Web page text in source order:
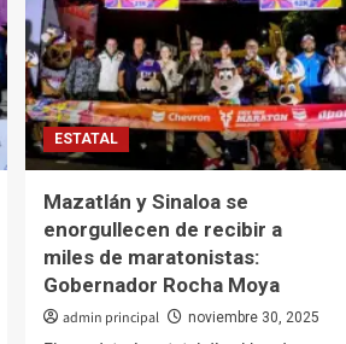
ESTATAL
Mazatlán y Sinaloa se
enorgullecen de recibir a
miles de maratonistas:
Gobernador Rocha Moya
admin principal noviembre 30, 2025